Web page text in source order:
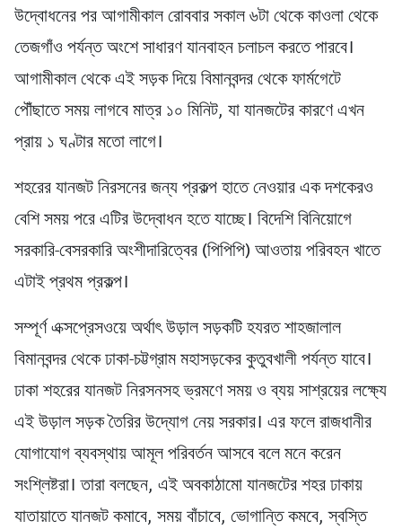
উদ্বোধনের পর আগামীকাল রোববার সকাল ৬টা থেকে কাওলা থেকে
তেজগাঁও পর্যন্ত অংশে সাধারণ যানবাহন চলাচল করতে পারবে।
আগামীকাল থেকে এই সড়ক দিয়ে বিমানবন্দর থেকে ফার্মগেটে
পৌঁছাতে সময় লাগবে মাত্র ১০ মিনিট, যা যানজটের কারণে এখন
প্রায় ১ ঘণ্টার মতো লাগে।
শহরের যানজট নিরসনের জন্য প্রকল্প হাতে নেওয়ার এক দশকেরও
বেশি সময় পরে এটির উদ্বোধন হতে যাচ্ছে। বিদেশি বিনিয়োগে
সরকারি-বেসরকারি অংশীদারিত্বের (পিপিপি) আওতায় পরিবহন খাতে
এটাই প্রথম প্রকল্প।
সম্পূর্ণ এক্সপ্রেসওয়ে অর্থাৎ উড়াল সড়কটি হযরত শাহজালাল
বিমানবন্দর থেকে ঢাকা-চট্টগ্রাম মহাসড়কের কুতুবখালী পর্যন্ত যাবে।
ঢাকা শহরের যানজট নিরসনসহ ভ্রমণে সময় ও ব্যয় সাশ্রয়ের লক্ষ্যে
এই উড়াল সড়ক তৈরির উদ্যোগ নেয় সরকার। এর ফলে রাজধানীর
যোগাযোগ ব্যবস্থায় আমূল পরিবর্তন আসবে বলে মনে করেন
সংশ্লিষ্টরা। তারা বলছেন, এই অবকাঠামো যানজটের শহর ঢাকায়
যাতায়াতে যানজট কমাবে, সময় বাঁচাবে, ভোগান্তি কমবে, স্বস্তি